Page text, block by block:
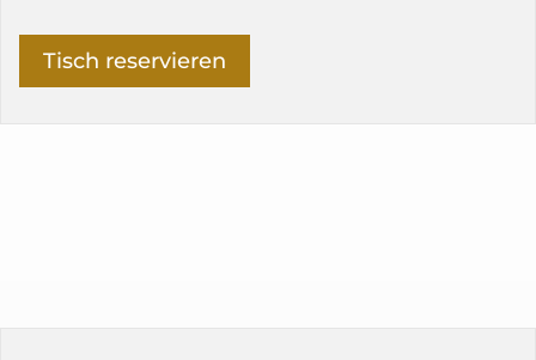
Tisch reservieren